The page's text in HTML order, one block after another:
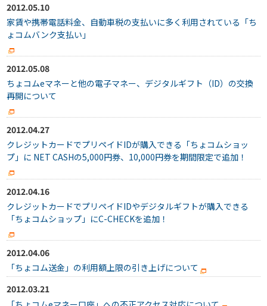
2012.05.10
家賃や携帯電話料金、自動車税の支払いに多く利用されている「ち
ょコムバンク支払い」
2012.05.08
ちょコムeマネーと他の電子マネー、デジタルギフト（ID）の交換
再開について
2012.04.27
クレジットカードでプリペイドIDが購入できる「ちょコムショッ
プ」に NET CASHの5,000円券、10,000円券を期間限定で追加！
2012.04.16
クレジットカードでプリペイドIDやデジタルギフトが購入できる
「ちょコムショップ」にC-CHECKを追加！
2012.04.06
「ちょコム送金」の利用額上限の引き上げについて
2012.03.21